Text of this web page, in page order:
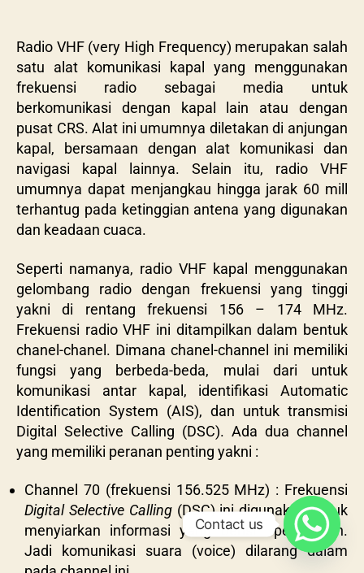
Radio VHF (very High Frequency) merupakan salah
satu alat komunikasi kapal yang menggunakan
frekuensi radio sebagai media untuk
berkomunikasi dengan kapal lain atau dengan
pusat CRS. Alat ini umumnya diletakan di anjungan
kapal, bersamaan dengan alat komunikasi dan
navigasi kapal lainnya. Selain itu, radio VHF
umumnya dapat menjangkau hingga jarak 60 mill
terhantug pada ketinggian antena yang digunakan
dan keadaan cuaca.
Seperti namanya, radio VHF kapal menggunakan
gelombang radio dengan frekuensi yang tinggi
yakni di rentang frekuensi 156 – 174 MHz.
Frekuensi radio VHF ini ditampilkan dalam bentuk
chanel-chanel. Dimana chanel-channel ini memiliki
fungsi yang berbeda-beda, mulai dari untuk
komunikasi antar kapal, identifikasi Automatic
Identification System (AIS), dan untuk transmisi
Digital Selective Calling (DSC). Ada dua channel
yang memiliki peranan penting yakni :
Channel 70 (frekuensi 156.525 MHz) : Frekuensi
Digital Selective Calling (DSC) ini digunakan untuk
menyiarkan informasi yang berisi peringatan.
Jadi komunikasi suara (voice) dilarang dalam
Contact us